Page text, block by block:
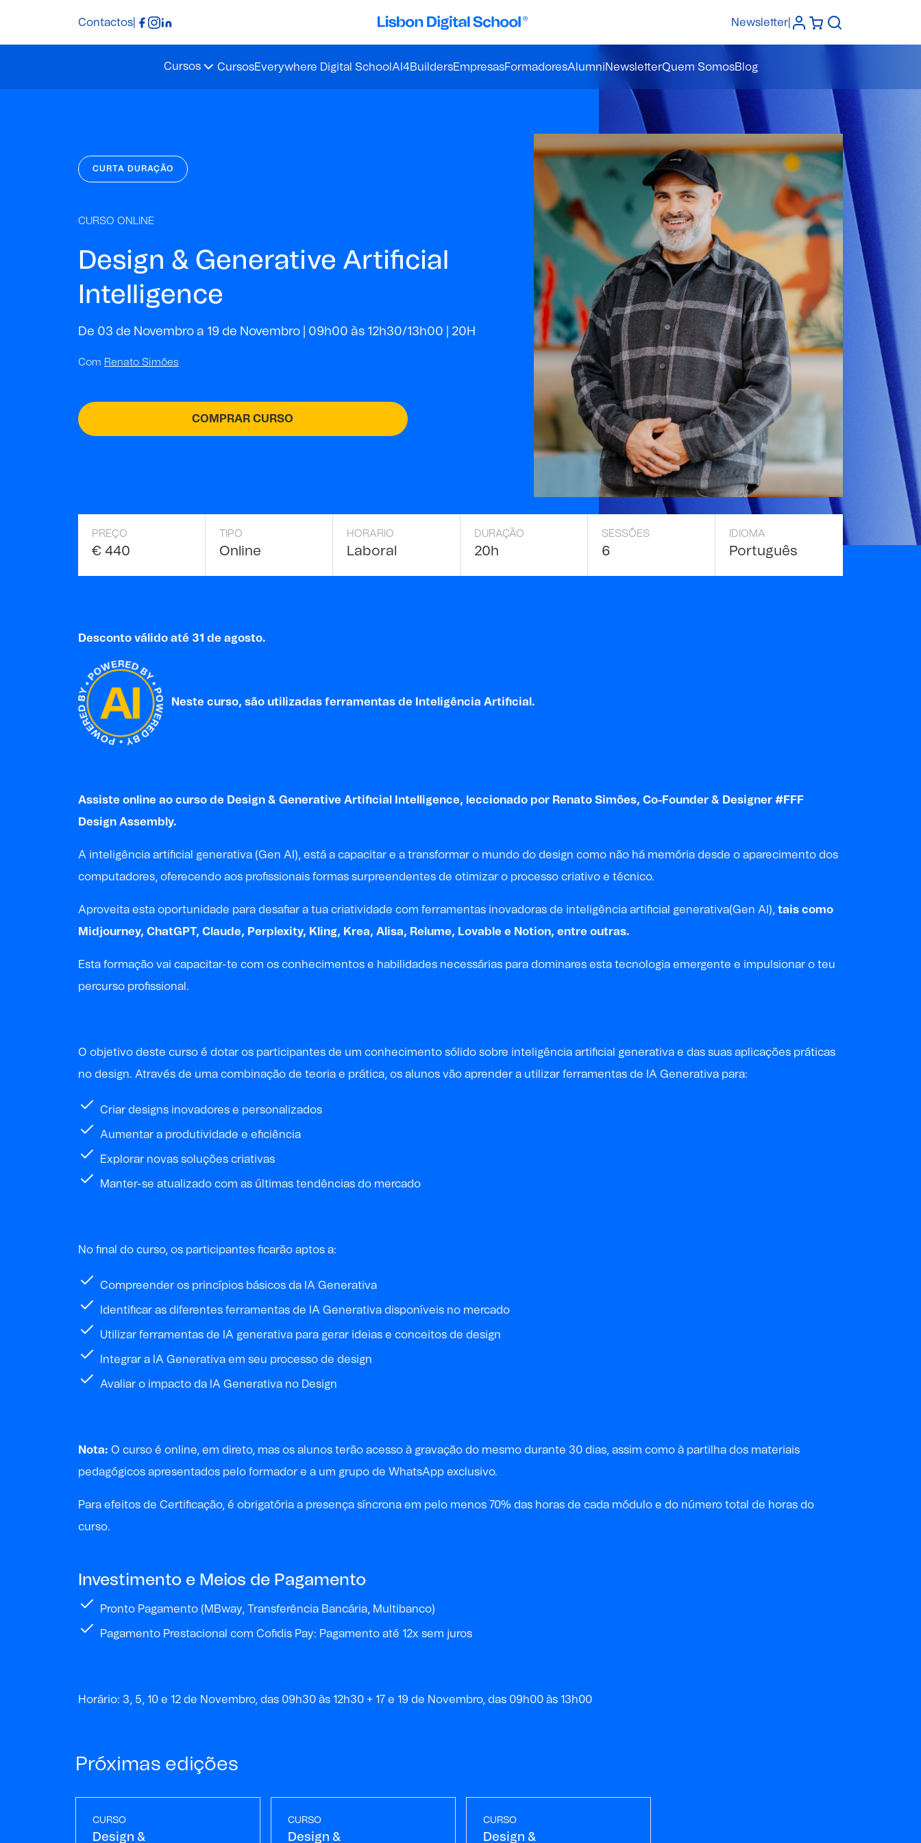
Contactos Newsletter
Cursos CursosEverywhere Digital School AI4BuildersEmpresasFormadoresAlumniNewsletterQuem SomosBlog
CURTA DURAÇÃO
CURSO ONLINE
Design & Generative Artificial
Intelligence
De 03 de Novembro a 19 de Novembro | 09h00 às 12h30/13h00 | 20H
Com Renato Simões
COMPRAR CURSO
PREÇO
€ 440
TIPO
Online
HORARIO
Laboral
DURAÇÃO
20h
SESSÕES
6
IDIOMA
Português
Desconto válido até 31 de agosto.
Neste curso, são utilizadas ferramentas de Inteligência Artificial.
Assiste online ao curso de Design & Generative Artificial Intelligence, leccionado por Renato Simões, Co-Founder & Designer #FFF
Design Assembly.
A inteligência artificial generativa (Gen AI), está a capacitar e a transformar o mundo do design como não há memória desde o aparecimento dos
computadores, oferecendo aos profissionais formas surpreendentes de otimizar o processo criativo e técnico.
Aproveita esta oportunidade para desafiar a tua criatividade com ferramentas inovadoras de inteligência artificial generativa(Gen AI), tais como
Midjourney, ChatGPT, Claude, Perplexity, Kling, Krea, Alisa, Relume, Lovable e Notion, entre outras.
Esta formação vai capacitar-te com os conhecimentos e habilidades necessárias para dominares esta tecnologia emergente e impulsionar o teu
percurso profissional.
O objetivo deste curso é dotar os participantes de um conhecimento sólido sobre inteligência artificial generativa e das suas aplicações práticas
no design. Através de uma combinação de teoria e prática, os alunos vão aprender a utilizar ferramentas de IA Generativa para:
Criar designs inovadores e personalizados
Aumentar a produtividade e eficiência
Explorar novas soluções criativas
Manter-se atualizado com as últimas tendências do mercado
No final do curso, os participantes ficarão aptos a:
Compreender os princípios básicos da IA Generativa
Identificar as diferentes ferramentas de IA Generativa disponíveis no mercado
Utilizar ferramentas de IA generativa para gerar ideias e conceitos de design
Integrar a IA Generativa em seu processo de design
Avaliar o impacto da IA Generativa no Design
Nota: O curso é online, em direto, mas os alunos terão acesso à gravação do mesmo durante 30 dias, assim como à partilha dos materiais
pedagógicos apresentados pelo formador e a um grupo de WhatsApp exclusivo.
Para efeitos de Certificação, é obrigatória a presença síncrona em pelo menos 70% das horas de cada módulo e do número total de horas do
curso.
Investimento e Meios de Pagamento
Pronto Pagamento (MBway, Transferência Bancária, Multibanco)
Pagamento Prestacional com Cofidis Pay: Pagamento até 12x sem juros
Horário: 3, 5, 10 e 12 de Novembro, das 09h30 às 12h30 + 17 e 19 de Novembro, das 09h00 às 13h00
Próximas edições
CURSO
Design &
CURSO
Design &
CURSO
Design &